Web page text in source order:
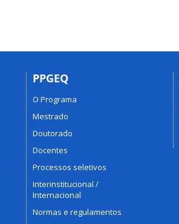
PPGEQ
O Programa
Mestrado
Doutorado
Docentes
Processos seletivos
Interinstitucional /
Internacional
Normas e regulamentos